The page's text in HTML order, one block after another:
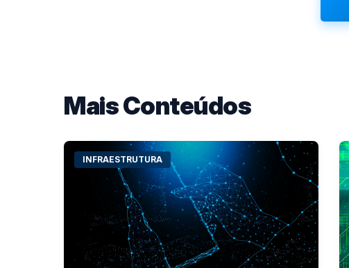
Mais Conteúdos
INFRAESTRUTURA